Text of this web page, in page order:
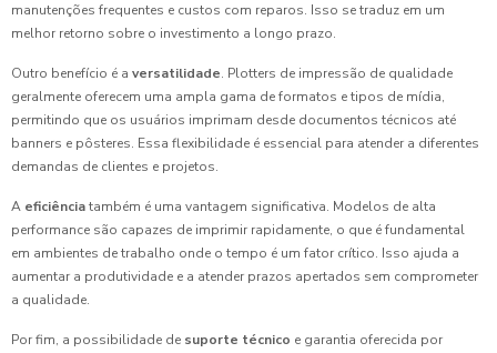
manutenções frequentes e custos com reparos. Isso se traduz em um
melhor retorno sobre o investimento a longo prazo.
Outro benefício é a versatilidade. Plotters de impressão de qualidade
geralmente oferecem uma ampla gama de formatos e tipos de mídia,
permitindo que os usuários imprimam desde documentos técnicos até
banners e pôsteres. Essa flexibilidade é essencial para atender a diferentes
demandas de clientes e projetos.
A eficiênciatambém é uma vantagem significativa. Modelos de alta
performance são capazes de imprimir rapidamente, o que é fundamental
em ambientes de trabalho onde o tempo é um fator crítico. Isso ajuda a
aumentar a produtividade e a atender prazos apertados sem comprometer
a qualidade.
Por fim, a possibilidade de suporte técnico e garantia oferecida por